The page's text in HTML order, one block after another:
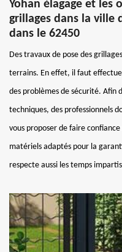
Yohan élagage et
grillages dans la ville
dans le 62450
Des travaux de pose des
terrains. En effet, il faut
des problèmes de sécurité. Afin
techniques, des professionnels
vous proposer de faire
matériels adaptés pour la
respecte aussi les temps